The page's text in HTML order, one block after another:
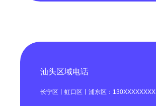
汕头区域电话
长宁区丨虹口区丨浦东区：130XXXXXXXX